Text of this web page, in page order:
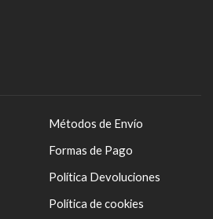
Métodos de Envío
Formas de Pago
Política Devoluciones
Política de cookies